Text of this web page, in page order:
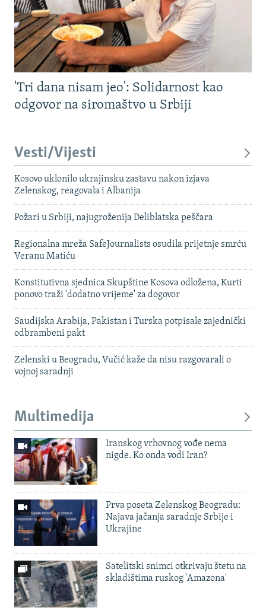
'Tri dana nisam jeo': Solidarnost kao
odgovor na siromaštvo u Srbiji
Vesti/Vijesti
Kosovo uklonilo ukrajinsku zastavu nakon izjava
Zelenskog, reagovala i Albanija
Požari u Srbiji, najugroženija Deliblatska peščara
Regionalna mreža SafeJournalists osudila prijetnje smrću
Veranu Matiću
Konstitutivna sjednica Skupštine Kosova odložena, Kurti
ponovo traži 'dodatno vrijeme' za dogovor
Saudijska Arabija, Pakistan i Turska potpisale zajednički
odbrambeni pakt
Zelenski u Beogradu, Vučić kaže da nisu razgovarali o
vojnoj saradnji
Multimedija
Iranskog vrhovnog vođe nema
nigde. Ko onda vodi Iran?
Prva poseta Zelenskog Beogradu:
Najava jačanja saradnje Srbije i
Ukrajine
Satelitski snimci otkrivaju štetu na
skladištima ruskog 'Amazona'